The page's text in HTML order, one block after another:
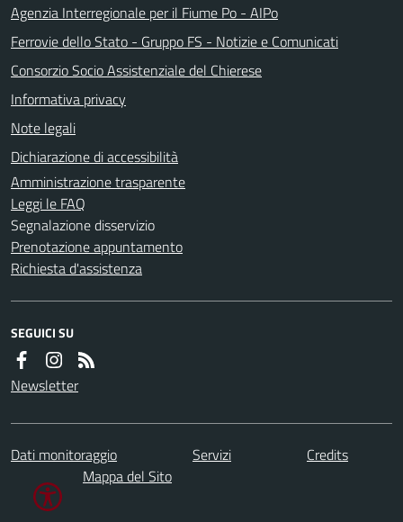
Agenzia Interregionale per il Fiume Po - AIPo
Ferrovie dello Stato - Gruppo FS - Notizie e Comunicati
Consorzio Socio Assistenziale del Chierese
Informativa privacy
Note legali
Dichiarazione di accessibilità
Amministrazione trasparente
Leggi le FAQ
Segnalazione disservizio
Prenotazione appuntamento
Richiesta d'assistenza
SEGUICI SU
Newsletter
Dati monitoraggio Servizi
Credits
Mappa del Sito